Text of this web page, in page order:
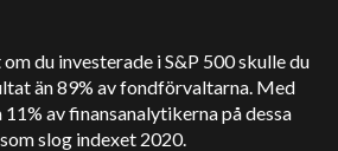
du investerade i S&P 500 skulle du
än 89% av fondförvaltarna. Med
av finansanalytikerna på dessa
slog indexet 2020.